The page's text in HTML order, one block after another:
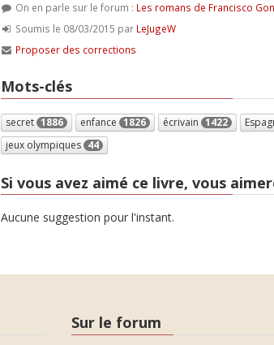
On en parle sur le forum : Les romans de Francisco
Soumis le 08/03/2015 par LeJugeW
Proposer des corrections
Mots-clés
secret 1886 enfance 1826 écrivain 1422
jeux olympiques 44
Si vous avez aimé ce livre, vous
Aucune suggestion pour l'instant.
Sur le forum